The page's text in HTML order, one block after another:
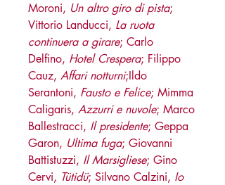
Moroni, Un altro giro di pista;
Vittorio Landucci, La ruota
continuera a girare; Carlo
Delfino, Hotel Crespera; Filippo
Cauz, Affari notturni;Ildo
Serantoni, Fausto e Felice; Mimma
Caligaris, Azzurri e nuvole; Marco
Ballestracci, Il presidente; Geppa
Garon, Ultima fuga; Giovanni
Battistuzzi, Il Marsigliese; Gino
Cervi, Tütidü; Silvano Calzini, Io